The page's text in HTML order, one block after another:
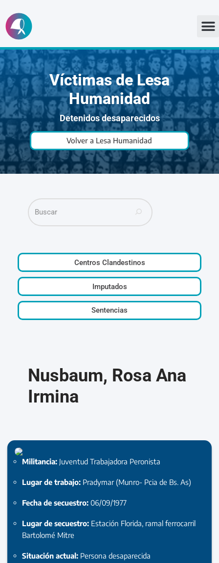
Ir
al
contenido
Víctimas de Lesa
Humanidad
Detenidos desaparecidos
Volver a Lesa Humanidad
Centros Clandestinos
Imputados
Sentencias
Nusbaum, Rosa Ana
Irmina
Militancia: Juventud Trabajadora Peronista
Lugar de trabajo: Pradymar (Munro- Pcia de Bs. As)
Fecha de secuestro: 06/09/1977
Lugar de secuestro: Estación Florida, ramal ferrocarril
Bartolomé Mitre
Situación actual: Persona desaparecida